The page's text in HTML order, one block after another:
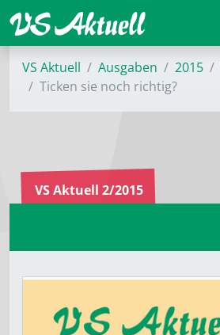
VS Aktuell Ausgaben 2015
Ticken sie noch richtig?
VS Aktuell 2/2015